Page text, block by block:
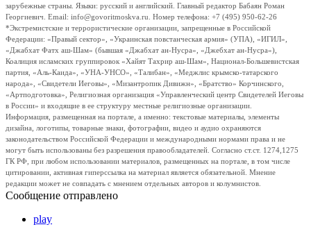
зарубежные страны. Языки: русский и английский. Главный редактор Бабаян Роман
Георгиевич. Email: info@govoritmoskva.ru. Номер телефона: +7 (495) 950-62-26
*Экстремистские и террористические организации, запрещенные в Российской
Федерации: «Правый сектор», «Украинская повстанческая армия» (УПА), «ИГИЛ»,
«Джабхат Фатх аш-Шам» (бывшая «Джабхат ан-Нусра», «Джебхат ан-Нусра»),
Коалиция исламских группировок «Хайят Тахрир аш-Шам», Национал-Большевистская
партия, «Аль-Каида», «УНА-УНСО», «Талибан», «Меджлис крымско-татарского
народа», «Свидетели Иеговы», «Мизантропик Дивижн», «Братство» Корчинского,
«Артподготовка», Религиозная организация «Управленческий центр Свидетелей Иеговы
в России» и входящие в ее структуру местные религиозные организации.
Информация, размещенная на портале, а именно: текстовые материалы, элементы
дизайна, логотипы, товарные знаки, фотографии, видео и аудио охраняются
законодательством Российской Федерации и международными нормами права и не
могут быть использованы без разрешения правообладателей. Согласно ст.ст. 1274,1275
ГК РФ, при любом использовании материалов, размещенных на портале, в том числе
цитировании, активная гиперссылка на материал является обязательной. Мнение
редакции может не совпадать с мнением отдельных авторов и колумнистов.
Сообщение отправлено
play